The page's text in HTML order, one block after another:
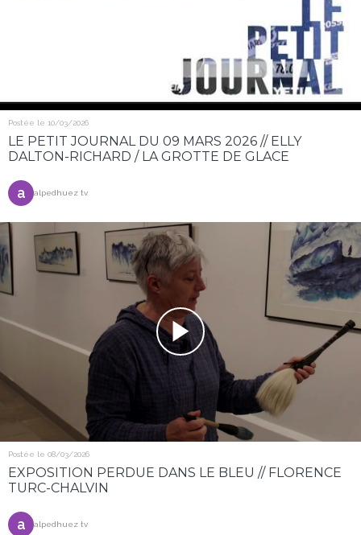
Postée le 10/03/2026
LE PETIT JOURNAL DU 09 MARS 2026 // ELLY
DALTON-RICHARD / LA GROTTE DE GLACE
a alpedhuez tv
Postée le 08/03/2026
EXPOSITION PERDUE DANS LE BLEU // FLORENCE
TURC-CHALVIN
a alpedhuez tv